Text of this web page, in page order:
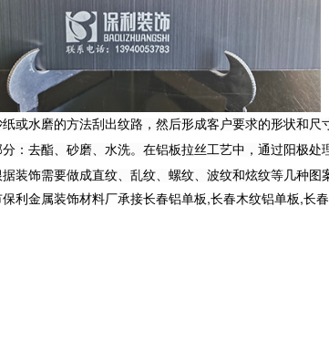
或水磨的方法刮出纹路，然后形成客户要求的形状和尺
：去酯、砂磨、水洗。在铝板拉丝工艺中，通过阳极
装饰需要做成直纹、乱纹、螺纹、波纹和炫纹等几种图
利金属装饰材料厂承接长春铝单板,长春木纹铝单板,长